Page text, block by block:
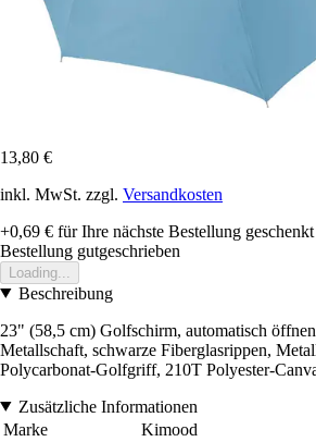
13,80 €
inkl. MwSt. zzgl. Versandkosten
+0,69 € für Ihre nächste Bestellung geschenkt
Bestellung gutgeschrieben
Loading...
Beschreibung
23" (58,5 cm) Golfschirm, automatisch
Metallschaft, schwarze Fiberglasrippen,
Polycarbonat-Golfgriff, 210T Polyester-
Zusätzliche Informationen
Marke
Kimood